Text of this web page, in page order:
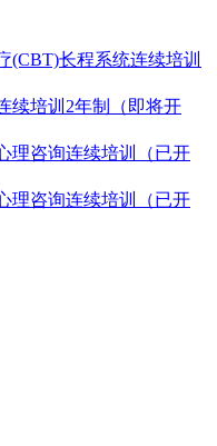
(CBT)长程系统连续培训
续培训2年制（即将开
理咨询连续培训（已开
理咨询连续培训（已开